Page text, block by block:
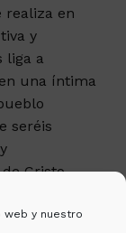
web y nuestro
realiza en
y
liga a
una íntima
seréis
Cristo.